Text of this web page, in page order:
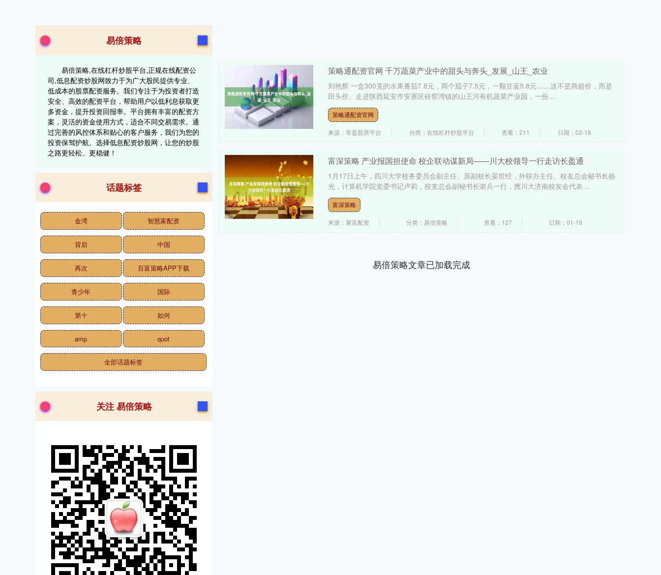
策略通配资官网 千万蔬菜产业中的甜头与奔头_发展_山王_农业
刘艳辉 一盒300克的水果番茄7.8元，两个茄子7.5元，一颗甘蓝5.8元……这不是商超价，而是
田头价。走进陕西延安市安塞区砖窑湾镇的山王河有机蔬菜产业园，一份....
策略通配资官网
来源：常盈股票平台 分类：在线杠杆炒股平台 查看：211 日期：02-18
富深策略 产业报国担使命 校企联动谋新局——川大校领导一行走访长盈通
1月17日上午，四川大学校务委员会副主任、原副校长晏世经，外联办主任、校友总会秘书长杨
光，计算机学院党委书记卢莉，校友总会副秘书长谢兵一行，携川大济南校友会代表....
富深策略
来源：聚富配资 分类：易倍策略 查看：127 日期：01-19
易倍策略文章已加载完成
易倍策略
易倍策略,在线杠杆炒股平台,正规在线配资公
司,低息配资炒股网致力于为广大股民提供专业、
低成本的股票配资服务。我们专注于为投资者打造
安全、高效的配资平台，帮助用户以低利息获取更
多资金，提升投资回报率。平台拥有丰富的配资方
案，灵活的资金使用方式，适合不同交易需求。通
过完善的风控体系和贴心的客户服务，我们为您的
投资保驾护航。选择低息配资炒股网，让您的炒股
之路更轻松、更稳健！
话题标签
金湾 智慧家配资
背后 中国
再次 百富策略APP下载
青少年 国际
第十 如何
amp quot
全部话题标签
关注 易倍策略